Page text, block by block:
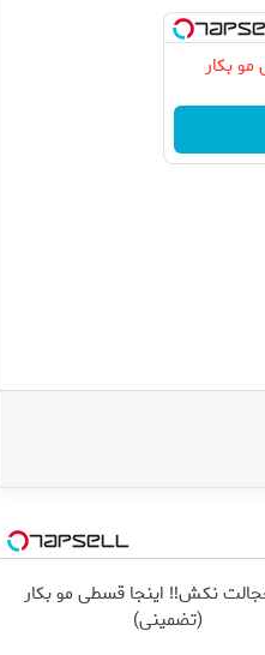
بکار
نکش‼️ اینجا قسطی مو بکار
(تضمینی)